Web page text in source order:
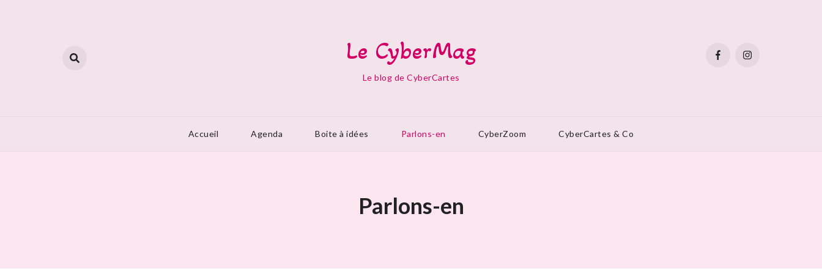
Le CyberMag
Le blog de CyberCartes
Accueil Agenda Boite à idées Parlons-en CyberZoom CyberCartes & Co
Parlons-en